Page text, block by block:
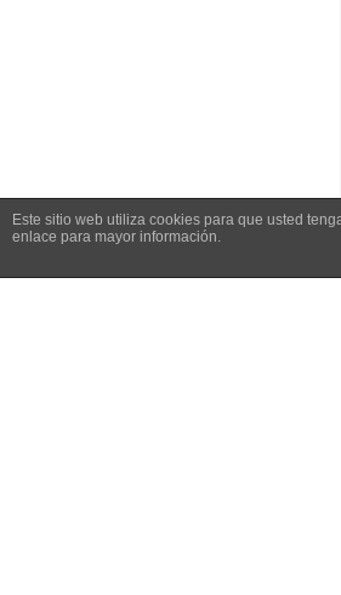
Este sitio web utiliza cookies para que usted
enlace para mayor información.